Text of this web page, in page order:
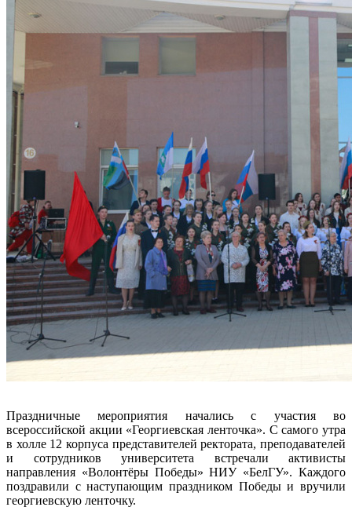
Праздничные мероприятия начались с участия во
всероссийской акции «Георгиевская ленточка». С самого утра
в холле 12 корпуса представителей ректората, преподавателей
и сотрудников университета встречали активисты
направления «Волонтёры Победы» НИУ «БелГУ». Каждого
поздравили с наступающим праздником Победы и вручили
георгиевскую ленточку.